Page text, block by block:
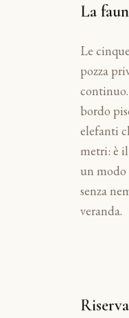
La
Le
pozza
bordo
elefanti
metri: è il
un modo
senza
veranda.